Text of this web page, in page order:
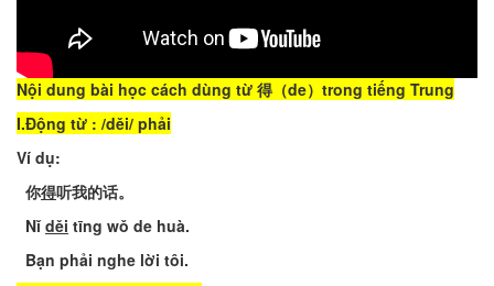
Nội dung bài học cách dùng từ 得（de）trong tiếng Trung
I.Động từ : /děi/ phải
Ví dụ:
你得听我的话。
Nǐ děi tīng wǒ de huà.
Bạn phải nghe lời tôi.